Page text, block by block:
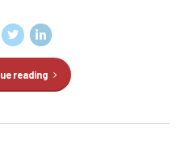
reading